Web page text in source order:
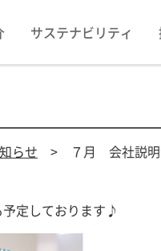
サステナビリティ
らせ > ７月 会社説明
定しております♪